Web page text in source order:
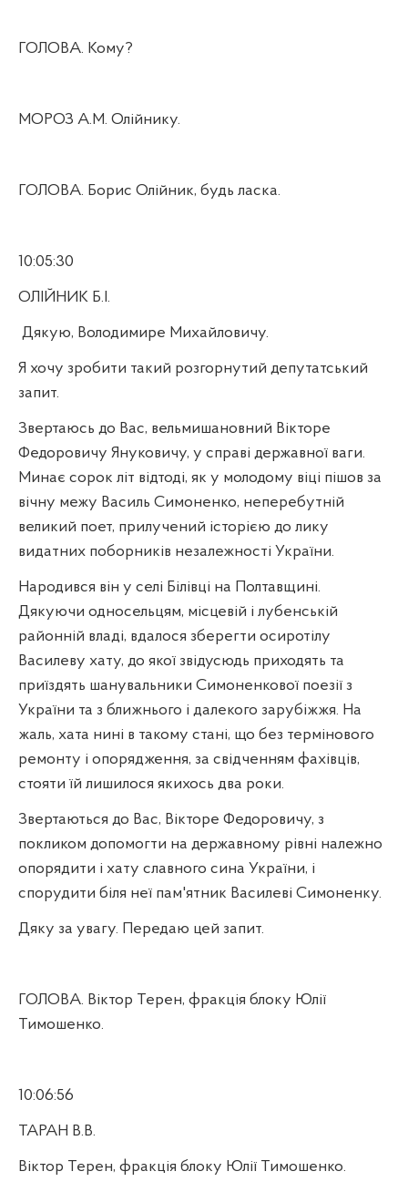
ГОЛОВА. Кому?
МОРОЗ А.М. Олійнику.
ГОЛОВА. Борис Олійник, будь ласка.
10:05:30
ОЛІЙНИК Б.І.
Дякую, Володимире Михайловичу.
Я хочу зробити такий розгорнутий депутатський
запит.
Звертаюсь до Вас, вельмишановний Вікторе
Федоровичу Януковичу, у справі державної ваги.
Минає сорок літ відтоді, як у молодому віці пішов за
вічну межу Василь Симоненко, неперебутній
великий поет, прилучений історією до лику
видатних поборників незалежності України.
Народився він у селі Білівці на Полтавщині.
Дякуючи односельцям, місцевій і лубенській
районній владі, вдалося зберегти осиротілу
Василеву хату, до якої звідусюдь приходять та
приїздять шанувальники Симоненкової поезії з
України та з ближнього і далекого зарубіжжя. На
жаль, хата нині в такому стані, що без термінового
ремонту і опорядження, за свідченням фахівців,
стояти їй лишилося якихось два роки.
Звертаються до Вас, Вікторе Федоровичу, з
покликом допомогти на державному рівні належно
опорядити і хату славного сина України, і
спорудити біля неї пам'ятник Василеві Симоненку.
Дяку за увагу. Передаю цей запит.
ГОЛОВА. Віктор Терен, фракція блоку Юлії
Тимошенко.
10:06:56
ТАРАН В.В.
Віктор Терен, фракція блоку Юлії Тимошенко.